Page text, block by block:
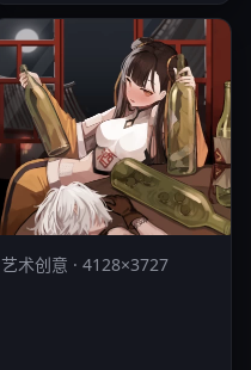
艺术创意 · 4128×3727